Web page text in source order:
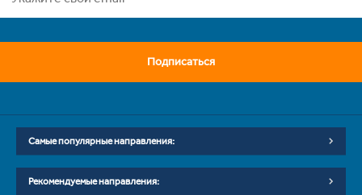
Подписаться
Самые популярные направления:
Рекомендуемые направления: